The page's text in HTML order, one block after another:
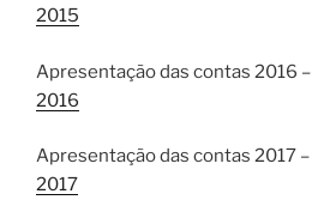
2015
Apresentação das contas 2016 –
2016
Apresentação das contas 2017 –
2017